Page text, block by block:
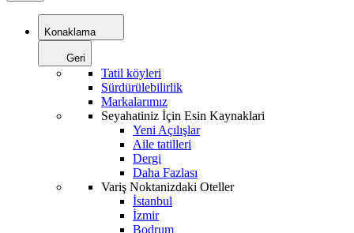
Konaklama
Geri
Tatil köyleri
Sürdürülebilirlik
Markalarımız
Seyahatiniz İçin Esin Kaynaklari
Yeni Açılışlar
Aile tatilleri
Dergi
Daha Fazlası
Variş Noktanizdaki Oteller
İstanbul
İzmir
Bodrum